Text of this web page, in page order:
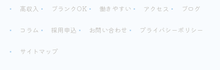
高収入 ブランクOK 働きやすい アクセス ブログ
コラム 採用申込 お問い合わせ プライバシーポリシー
サイトマップ